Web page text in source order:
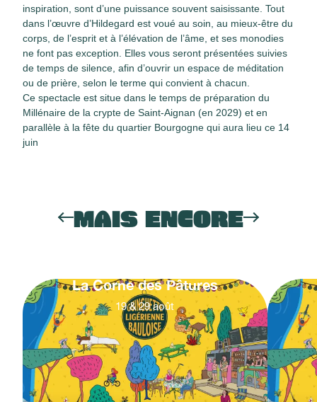
inspiration, sont d’une puissance souvent saisissante. Tout
dans l’œuvre d’Hildegard est voué au soin, au mieux-être du
corps, de l’esprit et à l’élévation de l’âme, et ses monodies
ne font pas exception. Elles vous seront présentées suivies
de temps de silence, afin d’ouvrir un espace de méditation
ou de prière, selon le terme qui convient à chacun.
Ce spectacle est situe dans le temps de préparation du
Millénaire de la crypte de Saint-Aignan (en 2029) et en
parallèle à la fête du quartier Bourgogne qui aura lieu ce 14
juin
MAIS ENCORE
La Corne des Pâtures
19 & 29 août